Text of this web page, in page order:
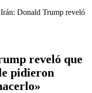
Donald Trump reveló
reveló que
pidieron